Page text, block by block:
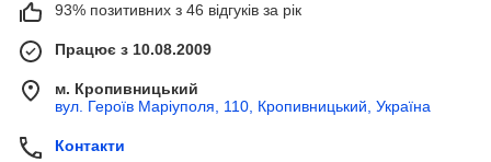
93% позитивних з 46 відгуків за рік
Працює з 10.08.2009
м. Кропивницький
вул. Героїв Маріуполя, 110, Кропивницький, Україна
Контакти